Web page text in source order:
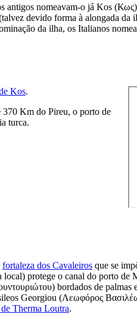
antigos nomeavam-o já Kos (Κως
devido forma à alongada
da ilha, os Italianos
Kos.
370 Km do Pireu, o porto de
turca.
fortaleza dos Cavaleiros que se
local) protege o canal do porto de
) bordados de palmas
Georgiou (Λεωφόρος
Therma Loutra.